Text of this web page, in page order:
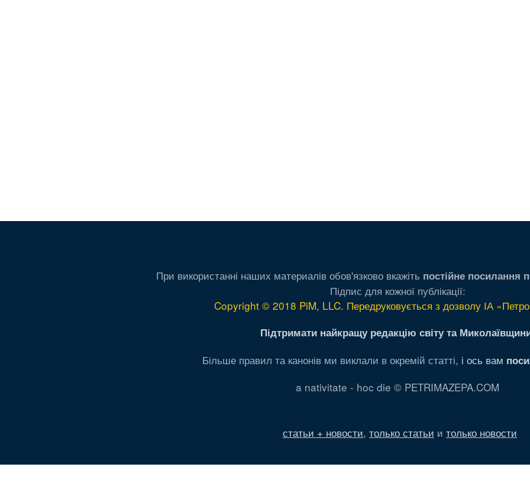
При використанні наших материалів обов'язково вкажіть постійне посилання
Підпис для кожної публікації:
Copyright © 2018 PiM, LLC. Передруковується з дозволу ІА
Підтримати найкращу редакцію світу та
Більше правил та канонів ми виклали в окремій статті, і ось вам
a nativitate - hoc die © PETRIMAZEPA.COM
статьи + новости, только статьи и только новости